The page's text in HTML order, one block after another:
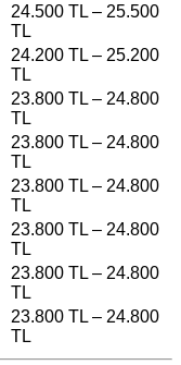
24.500 TL – 25.500
TL
24.200 TL – 25.200
TL
23.800 TL – 24.800
TL
23.800 TL – 24.800
TL
23.800 TL – 24.800
TL
23.800 TL – 24.800
TL
23.800 TL – 24.800
TL
23.800 TL – 24.800
TL